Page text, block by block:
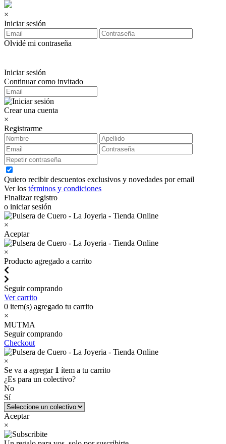
×
Iniciar sesión
Olvidé mi contraseña
Iniciar sesión
Continuar como invitado
Crear una cuenta
×
Registrarme
Quiero recibir descuentos exclusivos y novedades por email
Ver los términos y condiciones
Finalizar registro
o iniciar sesión
×
Aceptar
×
Producto agregado a carrito
Seguir comprando
Ver carrito
0 item(s) agregado tu carrito
×
MUTMA
Seguir comprando
Checkout
×
Se va a agregar 1 ítem a tu carrito
¿Es para un colectivo?
No
Sí
Aceptar
×